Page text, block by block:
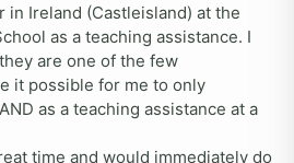
in Ireland (Castleisland) at the
as a teaching assistance. I
are one of the few
it possible for me to only
as a teaching assistance at a
time and would immediately do